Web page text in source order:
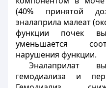
(40% принятой
эналаприла малеат
функции почек
уменьшается
нарушения функции.
Эналаприлат
гемодиализа и